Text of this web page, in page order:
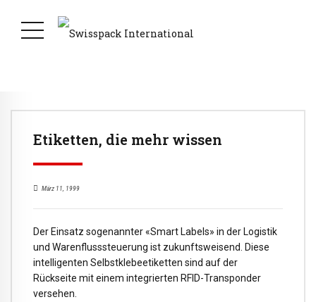
Etiketten, die mehr wissen
März 11, 1999
Der Einsatz sogenannter «Smart Labels» in der Logistik
und Warenflusssteuerung ist zukunftsweisend. Diese
intelligenten Selbstklebeetiketten sind auf der
Rückseite mit einem integrierten RFID-Transponder
versehen.